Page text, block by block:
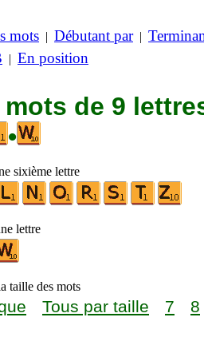
mots | Débutant par|
| En position
de 9
•
sixième lettre
lettre
taille des mots
Tous par taille 7 8